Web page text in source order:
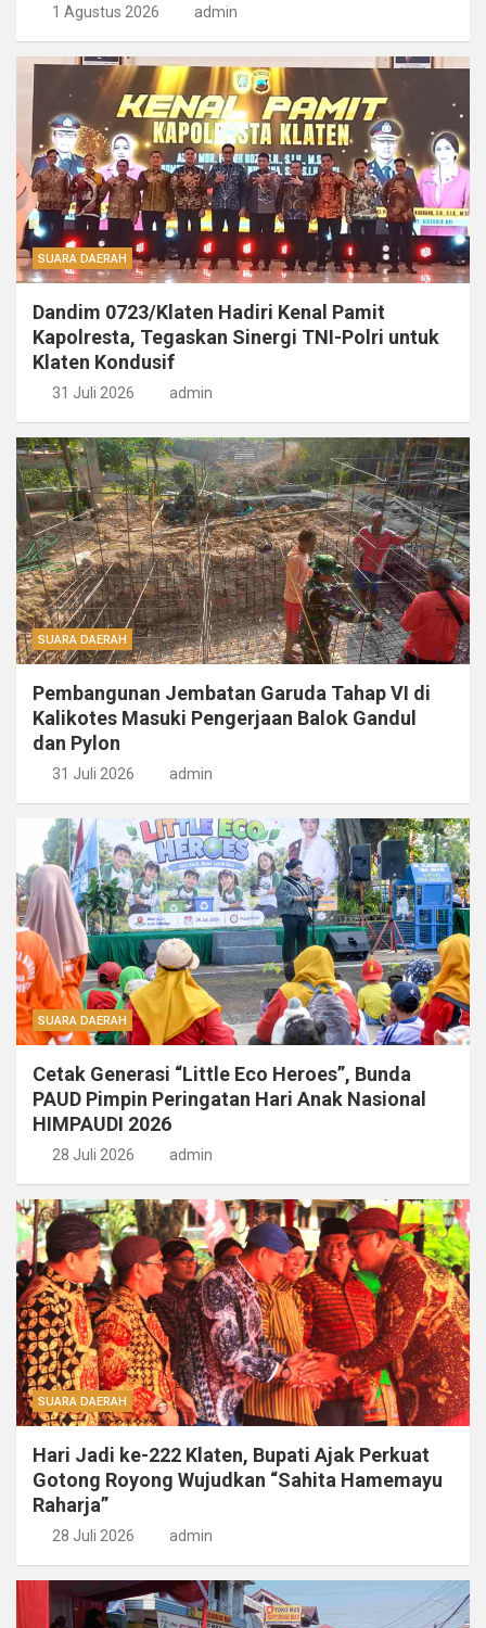
1 Agustus 2026 admin
SUARA DAERAH
Dandim 0723/Klaten Hadiri Kenal Pamit
Kapolresta, Tegaskan Sinergi TNI-Polri untuk
Klaten Kondusif
31 Juli 2026 admin
SUARA DAERAH
Pembangunan Jembatan Garuda Tahap VI di
Kalikotes Masuki Pengerjaan Balok Gandul
dan Pylon
31 Juli 2026 admin
SUARA DAERAH
Cetak Generasi “Little Eco Heroes”, Bunda
PAUD Pimpin Peringatan Hari Anak Nasional
HIMPAUDI 2026
28 Juli 2026 admin
SUARA DAERAH
Hari Jadi ke-222 Klaten, Bupati Ajak Perkuat
Gotong Royong Wujudkan “Sahita Hamemayu
Raharja”
28 Juli 2026 admin